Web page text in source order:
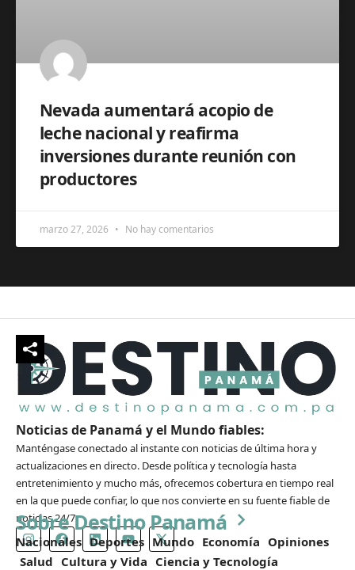
Nevada aumentará acopio de
leche nacional y reafirma
inversiones durante reunión con
productores
marzo 27, 2026 No hay comentarios
Noticias de Panamá y el Mundo fiables:
Manténgase conectado al instante con noticias de última hora y
actualizaciones en directo. Desde política y tecnología hasta
entretenimiento y mucho más, ofrecemos cobertura en tiempo real
en la que puede confiar, lo que nos convierte en su fuente fiable de
noticias 24/7.
Sobre Destino Panamá
Nacionales Deportes Mundo Economía Opiniones
Salud Cultura y Vida Ciencia y Tecnología